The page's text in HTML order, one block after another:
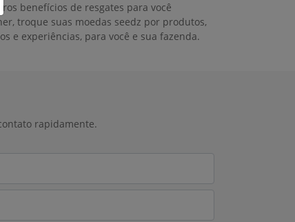
benefícios de resgates para você
troque suas moedas seedz por produtos,
e experiências, para você e sua fazenda.
rapidamente.